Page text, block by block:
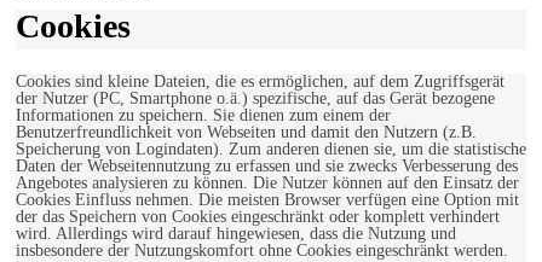
Cookies
Cookies sind kleine Dateien, die es ermöglichen, auf dem Zugriffsgerät
der Nutzer (PC, Smartphone o.ä.) spezifische, auf das Gerät bezogene
Informationen zu speichern. Sie dienen zum einem der
Benutzerfreundlichkeit von Webseiten und damit den Nutzern (z.B.
Speicherung von Logindaten). Zum anderen dienen sie, um die statistische
Daten der Webseitennutzung zu erfassen und sie zwecks Verbesserung des
Angebotes analysieren zu können. Die Nutzer können auf den Einsatz der
Cookies Einfluss nehmen. Die meisten Browser verfügen eine Option mit
der das Speichern von Cookies eingeschränkt oder komplett verhindert
wird. Allerdings wird darauf hingewiesen, dass die Nutzung und
insbesondere der Nutzungskomfort ohne Cookies eingeschränkt werden.